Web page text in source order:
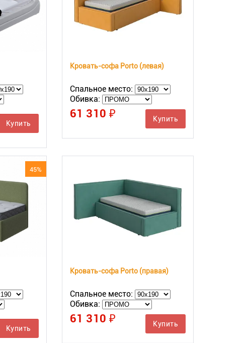
Купить
Кровать-софа Porto (левая)
Спальное место:
Обивка:
61 310 ₽ Купить
45%
Купить
Кровать-софа Porto (правая)
Спальное место:
Обивка:
61 310 ₽ Купить